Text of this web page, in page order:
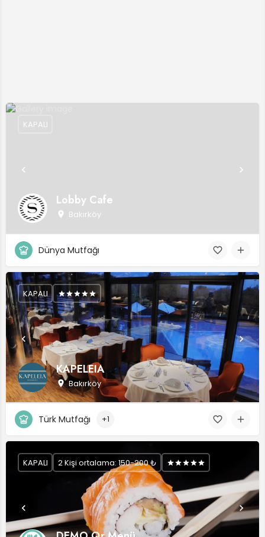
Lobby Cafe
Bakırköy
KAPALI
Dünya Mutfağı
KAPELEIA
Bakırköy
KAPALI
Türk Mutfağı +1
KAPALI 2 Kişi ortalama: 150-200 ₺